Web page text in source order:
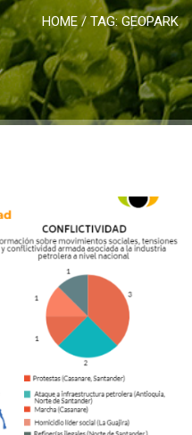
HOME/ TAG:GEOPARK